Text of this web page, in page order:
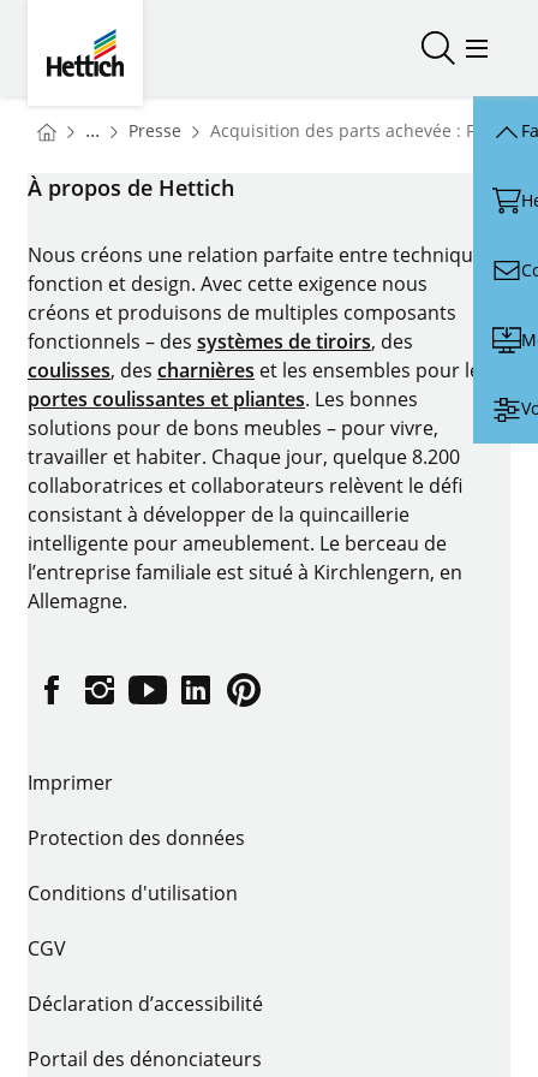
Ouvrir/
You are here:
Homepage
... Presse Homepage
Acquisition des parts achevée : FGV et
À propos de Hettich
Nous créons une relation parfaite entre technique,
fonction et design. Avec cette exigence nous
créons et produisons de multiples composants
fonctionnels – des systèmes de tiroirs, des
coulisses, des charnières et les ensembles pour les
portes coulissantes et pliantes. Les bonnes
solutions pour de bons meubles – pour vivre,
travailler et habiter. Chaque jour, quelque 8.200
collaboratrices et collaborateurs relèvent le défi
consistant à développer de la quincaillerie
intelligente pour ameublement. Le berceau de
l’entreprise familiale est situé à Kirchlengern, en
Allemagne.
FacebookInstagram
YouTubelinkedinPinterest
Imprimer
Protection des données
Conditions d'utilisation
CGV
Déclaration d’accessibilité
Portail des dénonciateurs